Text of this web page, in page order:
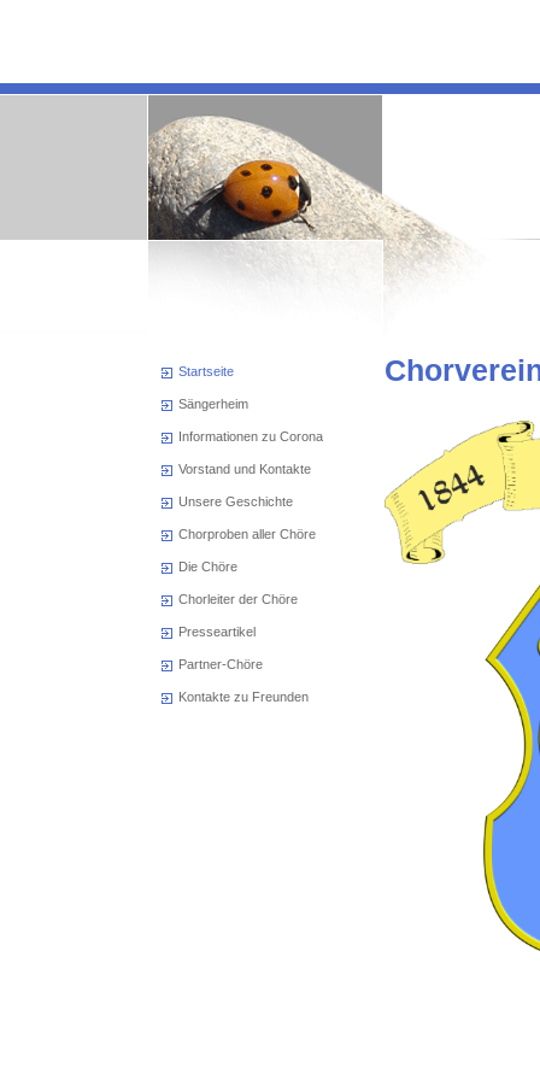
Startseite
Sängerheim
Informationen zu Corona
Vorstand und Kontakte
Unsere Geschichte
Chorproben aller Chöre
Die Chöre
Chorleiter der Chöre
Presseartikel
Partner-Chöre
Kontakte zu Freunden